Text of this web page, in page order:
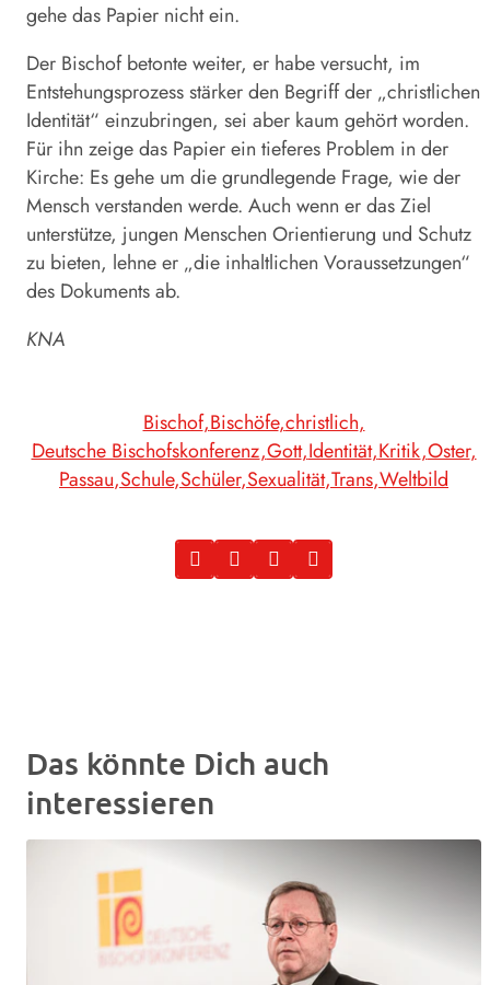
gehe das Papier nicht ein.
Der Bischof betonte weiter, er habe versucht, im
Entstehungsprozess stärker den Begriff der „christlichen
Identität“ einzubringen, sei aber kaum gehört worden.
Für ihn zeige das Papier ein tieferes Problem in der
Kirche: Es gehe um die grundlegende Frage, wie der
Mensch verstanden werde. Auch wenn er das Ziel
unterstütze, jungen Menschen Orientierung und Schutz
zu bieten, lehne er „die inhaltlichen Voraussetzungen“
des Dokuments ab.
KNA
Bischof Bischöfe christlich
Deutsche Bischofskonferenz Gott Identität Kritik Oster
Passau Schule Schüler Sexualität Trans Weltbild
Das könnte Dich auch
interessieren